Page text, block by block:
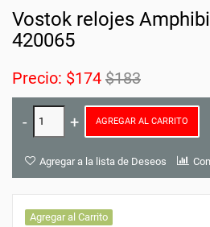
Vostok relojes
420065
Precio: $174 $183
AGREGAR AL CARRITO
Agregar a la lista de Deseos
Agregar al Carrito